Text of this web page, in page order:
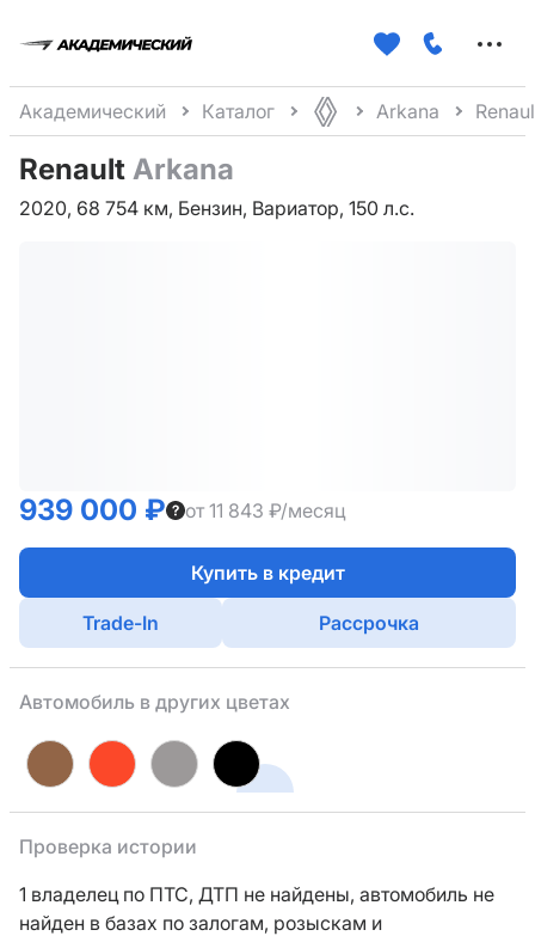
Академический Каталог Arkana
Renault Arkana
2020, 68 754 км, Бензин, Вариатор, 150 л.с.
939 000 ₽ от 11 843 ₽/месяц
Купить в кредит
Trade-In Рассрочка
Автомобиль в других цветах
Проверка истории
1 владелец по ПТС, ДТП не найдены, автомобиль не
найден в базах по залогам, розыскам и